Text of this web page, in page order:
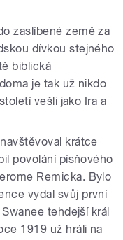
zaslíbené země za
dívkou stejného
biblická
je tak už nikdo
vešli jako Ira a
krátce
povolání písňového
Remicka. Bylo
vydal svůj první
tehdejší král
1919 už hráli na